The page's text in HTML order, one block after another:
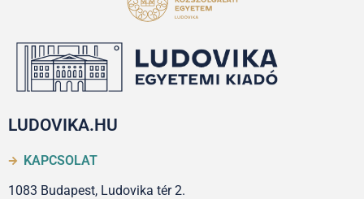
LUDOVIKA.HU
KAPCSOLAT
1083 Budapest, Ludovika tér 2.